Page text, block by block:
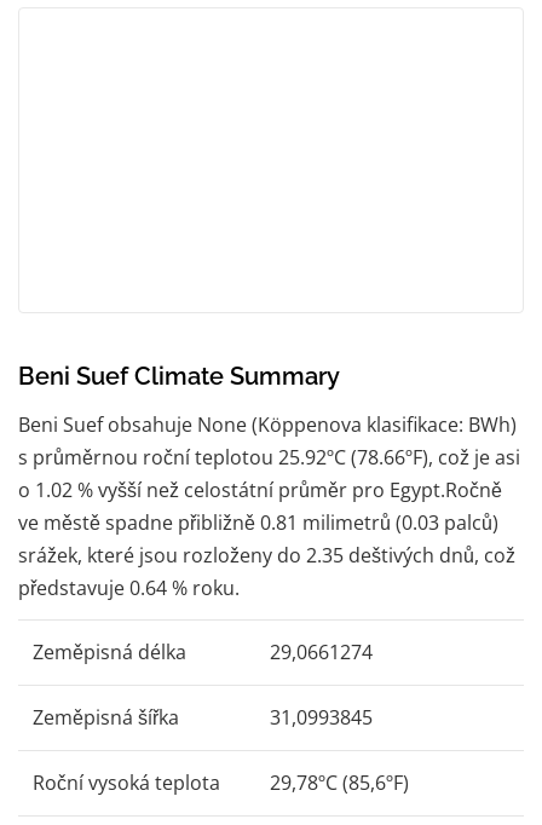
Beni Suef Climate Summary
Beni Suef obsahuje None (Köppenova klasifikace: BWh)
s průměrnou roční teplotou 25.92ºC (78.66ºF), což je asi
o 1.02 % vyšší než celostátní průměr pro Egypt.Ročně
ve městě spadne přibližně 0.81 milimetrů (0.03 palců)
srážek, které jsou rozloženy do 2.35 deštivých dnů, což
představuje 0.64 % roku.
Zeměpisná délka 29,0661274
Zeměpisná šířka 31,0993845
Roční vysoká teplota 29,78ºC (85,6ºF)